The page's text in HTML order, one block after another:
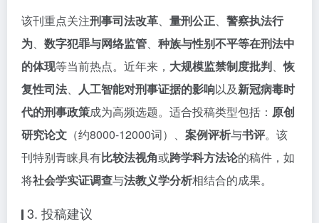
该刊重点关注刑事司法改革、 量刑公正、 警察执法行
为、 数字犯罪与网络监管、 种族与性别不平等在刑法中
的体现等当前热点。近年来， 大规模监禁制度批判、恢
复性司法、 人工智能对刑事证据的影响以及新冠病毒时
代的刑事政策成为高频选题。适合投稿类型包括： 原创
研究论文 （约8000-12000词）、 案例评析与书评。该
刊特别青睐具有比较法视角或跨学科方法论的稿件，如
将社会学实证调查与法教义学分析相结合的成果。
3. 投稿建议